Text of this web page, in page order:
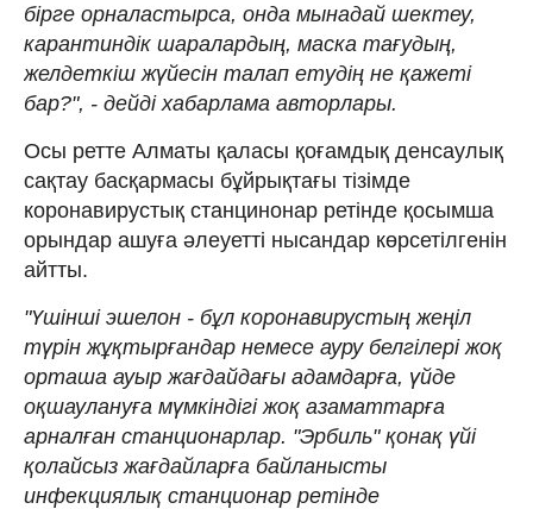
бірге орналастырса, онда мынадай шектеу,
карантиндік шаралардың, маска тағудың,
желдеткіш жүйесін талап етудің не қажеті
бар?", - дейді хабарлама авторлары.
Осы ретте Алматы қаласы қоғамдық денсаулық
сақтау басқармасы бұйрықтағы тізімде
коронавирустық станцинонар ретінде қосымша
орындар ашуға әлеуетті нысандар көрсетілгенін
айтты.
"Үшінші эшелон - бұл коронавирустың жеңіл
түрін жұқтырғандар немесе ауру белгілері жоқ
орташа ауыр жағдайдағы адамдарға, үйде
оқшаулануға мүмкіндігі жоқ азаматтарға
арналған станционарлар. "Эрбиль" қонақ үйі
қолайсыз жағдайларға байланысты
инфекциялық станционар ретінде